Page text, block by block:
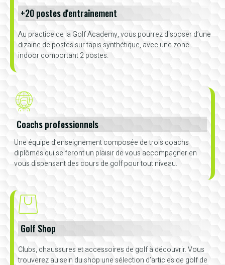
+20 postes d'entraînement
Au practice de la Golf Academy, vous pourrez disposer d’une
dizaine de postes sur tapis synthétique, avec une zone
indoor comportant 2 postes.
Coachs professionnels
Une équipe d’enseignement composée de trois coachs
diplômés qui se feront un plaisir de vous accompagner en
vous dispensant des cours de golf pour tout niveau.
Golf Shop
Clubs, chaussures et accessoires de golf à découvrir. Vous
trouverez au sein du shop une sélection d’articles de golf de